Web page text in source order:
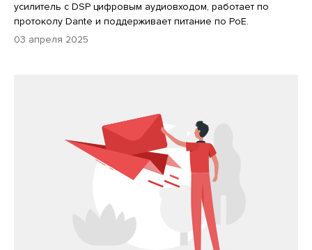
усилитель с DSP цифровым аудиовходом, работает по
протоколу Dante и поддерживает питание по PoE.
03 апреля 2025